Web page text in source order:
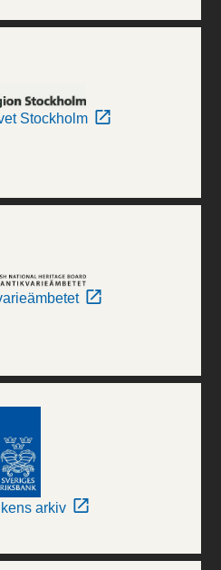
Stockholm
arkiv